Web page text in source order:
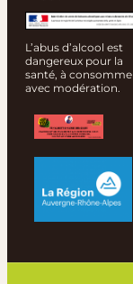
L’abus d’alcool est
dangereux pour la
santé, à
avec modération.